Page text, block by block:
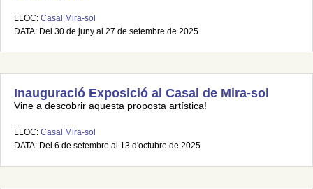
LLOC: Casal Mira-sol
DATA: Del 30 de juny al 27 de setembre de 2025
Inauguració Exposició al Casal de Mira-sol
Vine a descobrir aquesta proposta artística!
LLOC: Casal Mira-sol
DATA: Del 6 de setembre al 13 d'octubre de 2025